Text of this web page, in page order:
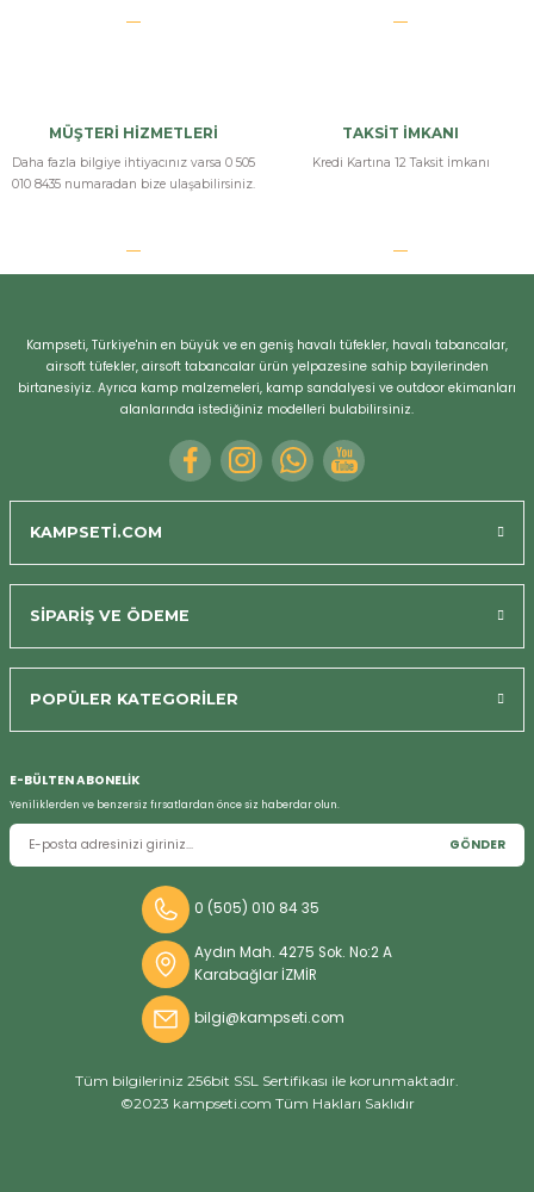
MÜŞTERİ HİZMETLERİ
Daha fazla bilgiye ihtiyacınız varsa 0 505
010 8435 numaradan bize ulaşabilirsiniz.
TAKSİT İMKANI
Kredi Kartına 12 Taksit İmkanı
Kampseti, Türkiye'nin en büyük ve en geniş havalı tüfekler, havalı tabancalar,
airsoft tüfekler, airsoft tabancalar ürün yelpazesine sahip bayilerinden
birtanesiyiz. Ayrıca kamp malzemeleri, kamp sandalyesi ve outdoor ekimanları
alanlarında istediğiniz modelleri bulabilirsiniz.
KAMPSETİ.COM
SİPARİŞ VE ÖDEME
POPÜLER KATEGORİLER
E-BÜLTEN ABONELİK
Yeniliklerden ve benzersiz fırsatlardan önce siz haberdar olun.
GÖNDER
0 (505) 010 84 35
Aydın Mah. 4275 Sok. No:2 A
Karabağlar İZMİR
bilgi@kampseti.com
Tüm bilgileriniz 256bit SSL Sertifikası ile korunmaktadır.
©2023 kampseti.com Tüm Hakları Saklıdır
Bizi Arayın